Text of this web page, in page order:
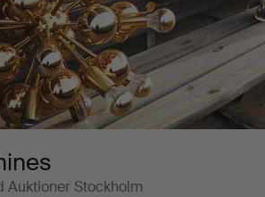
Auktioner Stockholm